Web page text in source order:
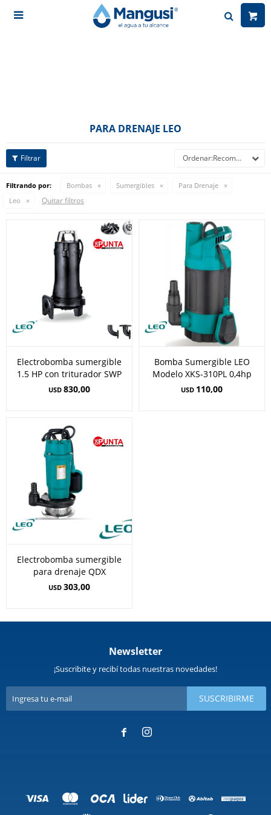

PARA DRENAJE LEO
Recomendados
Filtrando por: Bombas Sumergibles
Para Drenaje
Leo
Quitar filtros
Electrobomba sumergible
1.5 HP con triturador SWP
USD 830,00
Bomba Sumergible LEO
Modelo XKS-310PL 0,4hp
USD 110,00
Electrobomba sumergible
para drenaje QDX
USD 303,00
Newsletter
¡Suscribite y recibí todas nuestras novedades!
SUSCRIBIRME
 